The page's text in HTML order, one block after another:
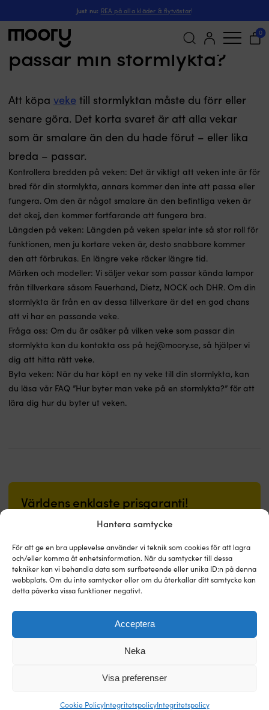
Hantera samtycke
För att ge en bra upplevelse använder vi teknik som cookies för att lagra
och/eller komma åt enhetsinformation. När du samtycker till dessa
tekniker kan vi behandla data som surfbeteende eller unika ID:n på denna
webbplats. Om du inte samtycker eller om du återkallar ditt samtycke kan
detta påverka vissa funktioner negativt.
Acceptera
Neka
Visa preferenser
Cookie PolicyIntegritetspolicyIntegritetspolicy
Just nu: REA på alla kläder & flytvästar!
Sök
0
Hur vet jag om veken
passar min stormlykta?
Att köpa veke till stormlyktan måste du förr eller
senare göra. Det korta svaret är att alla vekar
som är smalare än den du hade förut – eller lika
breda – passar.
Kontrollera bredden på veken: Det är viktigt att veken inte är för
bred för din stormlykta, annars kommer den inte att passa eller
fungera. Om den är något smalare än den befintliga veken är
det okej, den kommer fortfarande att fungera bra.
Längden på veken: Längden på veken spelar inte så stor roll för
funktionen, men ju kortare veken är, desto snabbare kommer
den att förbrukas. En längre veke räcker längre tid.
Märken och modeller: Vi säljer vekar som passar kända lampor
från tillverkare såsom Feuerhand, Dietz, NOCK och DHR. Om din
stormlykta är från en av dessa tillverkare är det en god chans
att vi har en passande veke.
Fråga oss: Om du är osäker på vilken veke som passar din
stormlykta kan du kontakta oss på hej@moory.se, så hjälper vi
dig att hitta rätt veke.
Byta veken: När du har köpt en ny veke till din stormlykta, kan
du läsa vår FAQ ”Hur byter man veke på en stormlykta?” för att
lära dig hur du byter ut veken.
Världens enklaste prisgaranti!
Köp nu, prisjämför sen.
Vår prisgaranti är superenkel: vi
matchar alla butiker i hela världen. Du kan i lugn och ro
köpa prylarna nu – hittar du den billigare hos en annan
butik inom 14 dagar så matchar vi priset i efterhand. Inga
konstiga villkor.
Läs mer om vår prisgaranti